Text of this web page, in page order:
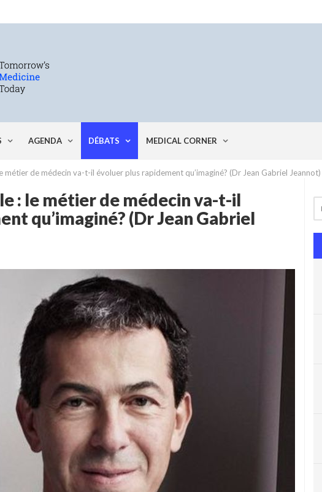
AGENDA DÉBATS MEDICAL CORNER
métier de médecin va-t-il évoluer plus rapidement qu’imaginé? (Dr Jean Gabriel Jeannot)
: le métier de médecin va-t-il
qu’imaginé? (Dr Jean Gabriel